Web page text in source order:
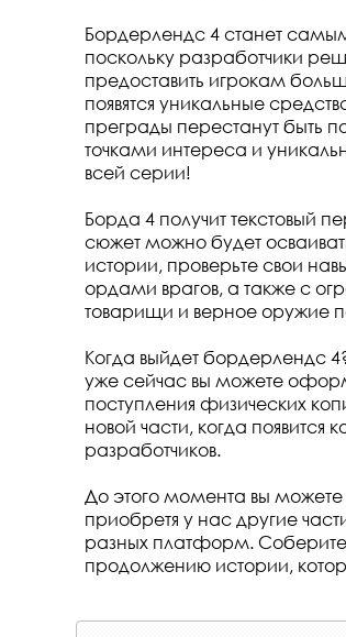
Бордерлендс 4 станет
поскольку разработчики
предоставить игрокам
появятся уникальные
преграды перестанут быть
точками интереса и
всей серии!
Борда 4 получит текстовый
сюжет можно будет
истории, проверьте свои
ордами врагов, а также с
товарищи и верное оружие
Когда выйдет бордерлендс
уже сейчас вы можете
поступления физических
новой части, когда
разработчиков.
До этого момента вы можете
приобретя у нас другие
разных платформ.
продолжению истории,